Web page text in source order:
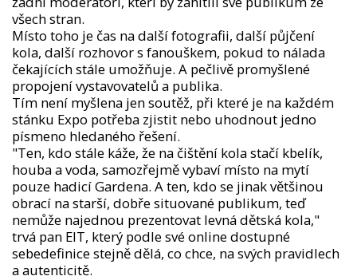
všech stran.
Místo toho je čas na další fotografii, další půjčení
kola, další rozhovor s fanouškem, pokud to nálada
čekajících stále umožňuje. A pečlivě promyšlené
propojení vystavovatelů a publika.
Tím není myšlena jen soutěž, při které je na každém
stánku Expo potřeba zjistit nebo uhodnout jedno
písmeno hledaného řešení.
"Ten, kdo stále káže, že na čištění kola stačí kbelík,
houba a voda, samozřejmě vybaví místo na mytí
pouze hadicí Gardena. A ten, kdo se jinak většinou
obrací na starší, dobře situované publikum, teď
nemůže najednou prezentovat levná dětská kola,"
trvá pan EIT, který podle své online dostupné
sebedefinice stejně dělá, co chce, na svých pravidlech
a autenticitě.